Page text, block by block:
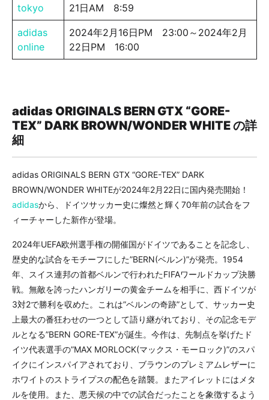
tokyo
21日AM 8:59
adidas
online
2024年2月16日PM 23:00～2024年2月
22日PM 16:00
adidas ORIGINALS BERN GTX “GORE-
TEX” DARK BROWN/WONDER WHITE の詳
細
adidas ORIGINALS BERN GTX “GORE-TEX” DARK
BROWN/WONDER WHITEが2024年2月22日に国内発売開始！
adidasから、ドイツサッカー史に燦然と輝く70年前の試合をフ
ィーチャーした新作が登場。
2024年UEFA欧州選手権の開催国がドイツであることを記念し、
歴史的な試合をモチーフにした”BERN(ベルン)”が発売。1954
年、スイス連邦の首都ベルンで行われたFIFAワールドカップ決勝
戦。無敵を誇ったハンガリーの黄金チームを相手に、西ドイツが
3対2で勝利を収めた。これは”ベルンの奇跡”として、サッカー史
上最大の番狂わせの一つとして語り継がれており、その記念モデ
ルとなる”BERN GORE-TEX”が誕生。今作は、先制点を挙げたド
イツ代表選手の”MAX MORLOCK(マックス・モーロック)”のスパ
イクにインスパイアされており、ブラウンのプレミアムレザーに
ホワイトのストライプスの配色を踏襲。またアイレットにはメタ
ルを使用。また、悪天候の中での試合だったことを象徴するよう